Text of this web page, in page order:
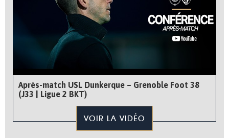
Après-match USL Dunkerque – Grenoble Foot 38
(J33 | Ligue 2 BKT)
VOIR LA VIDÉO